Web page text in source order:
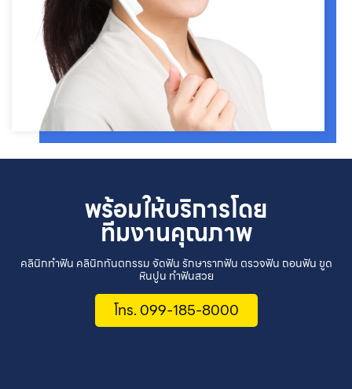
พร้อมให้บริการโดย
ทีมงานคุณภาพ
คลินิกทำฟัน คลินิกทันตกรรม จัดฟัน รักษารากฟัน ตรวจฟัน ถอนฟัน ขูด
หินปูน ทำฟันสวย
โทร. 099-185-8000